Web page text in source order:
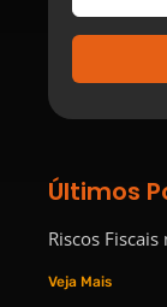
Últimos
Riscos
Veja Mais